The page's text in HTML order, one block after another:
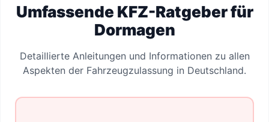
Umfassende KFZ-Ratgeber für
Dormagen
Detaillierte Anleitungen und Informationen zu allen
Aspekten der Fahrzeugzulassung in Deutschland.